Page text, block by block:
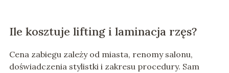
Ile kosztuje lifting i laminacja rzęs?
Cena zabiegu zależy od miasta, renomy salonu,
doświadczenia stylistki i zakresu procedury. Sam